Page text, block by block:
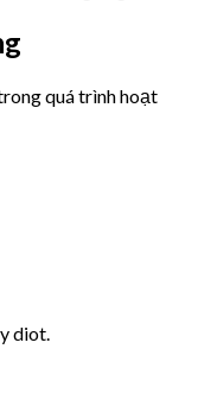
quá trình hoạt
diot.